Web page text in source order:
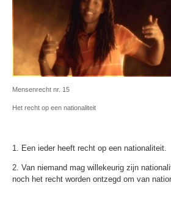
Mensenrecht nr. 15
Het recht op een nationaliteit
1. Een ieder heeft recht op een nationaliteit.
2. Van niemand mag willekeurig zijn
noch het recht worden ontzegd om van